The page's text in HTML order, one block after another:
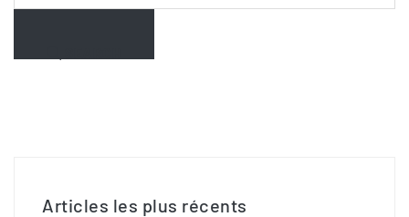
Articles les plus récents